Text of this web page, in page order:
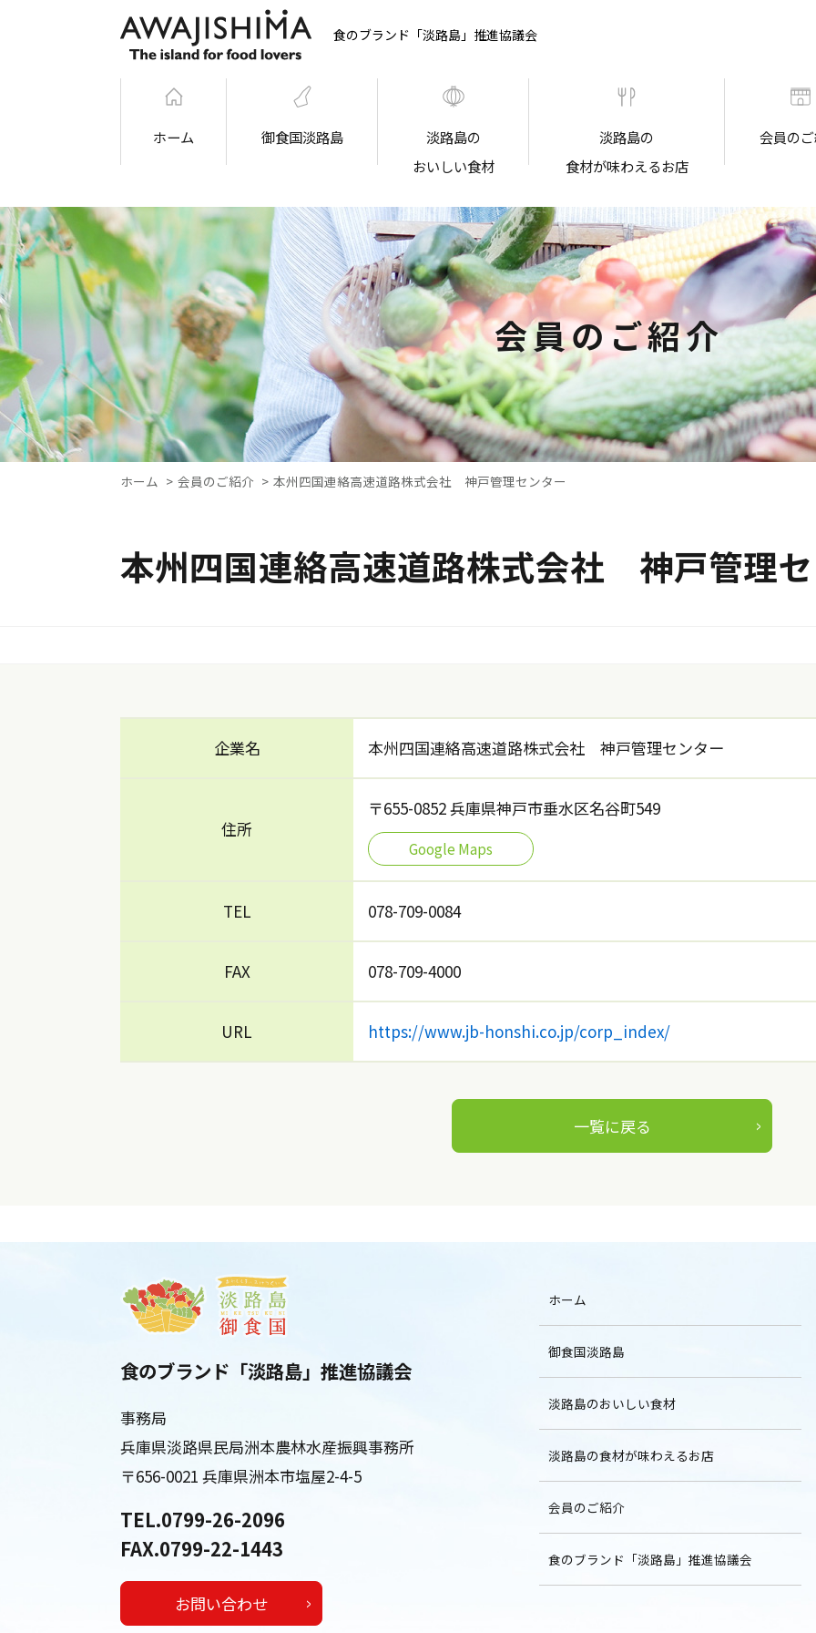
食のブランド「淡路島」推進協議会
ホーム 御食国淡路島
淡路島の
おいしい食材
淡路島の
食材が味わえるお店
会員の
会員のご紹介
ホーム 会員のご紹介 本州四国連絡高速道路株式会社 神戸管理センター
本州四国連絡高速道路株式会社 神戸管理
企業名 本州四国連絡高速道路株式会社 神戸管理センター
住所
〒655-0852 兵庫県神戸市垂水区名谷町549
Google Maps
TEL 078-709-0084
FAX 078-709-4000
URL https://www.jb-honshi.co.jp/corp_index/
一覧に戻る
食のブランド「淡路島」推進協議会
事務局
兵庫県淡路県民局洲本農林水産振興事務所
〒656-0021 兵庫県洲本市塩屋2-4-5
TEL.0799-26-2096
FAX.0799-22-1443
お問い合わせ
ホーム
御食国淡路島
淡路島のおいしい食材
淡路島の食材が味わえるお店
会員のご紹介
食のブランド「淡路島」推進協議会